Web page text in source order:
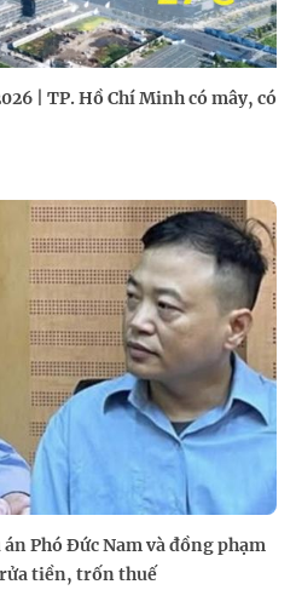
| TP. Hồ Chí Minh có mây, có
Phó Đức Nam và đồng phạm
tiền, trốn thuế